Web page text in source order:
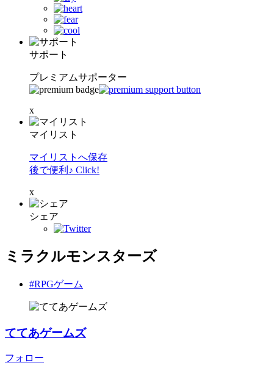
サポート
プレミアムサポーター
x
マイリスト
マイリストへ保存
後で便利♪ Click!
x
シェア
ミラクルモンスターズ
#RPGゲーム
ててあゲームズ
フォロー